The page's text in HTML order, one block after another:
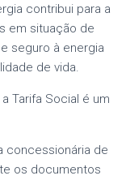
contribui para a
em situação de
seguro à energia
de vida.
Tarifa Social é um
concessionária de
os documentos